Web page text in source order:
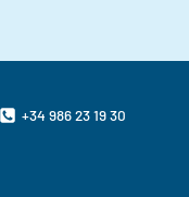
+34 986 23 19 30